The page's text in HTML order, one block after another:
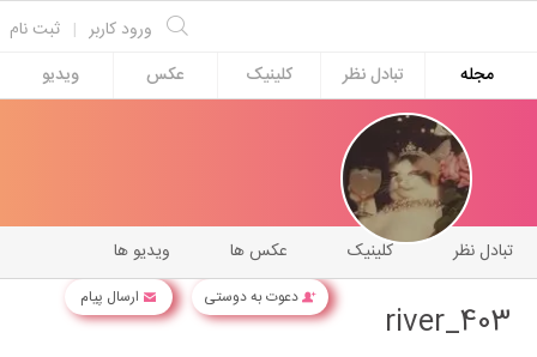
ثبت نام | ورود کاربر
مجله
تبادل نظر کلینیک عکس ویدیو
دعوت به دوستی ارسال پیام
ویدیو ها عکس ها کلینیک تبادل نظر
river_403